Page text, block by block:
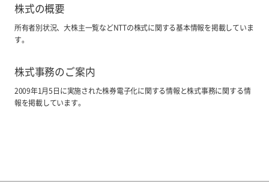
株式の概要
所有者別状況、大株主一覧などNTTの株式に関する基本情報を掲載していま
す。
株式事務のご案内
2009年1月5日に実施された株券電子化に関する情報と株式事務に関する情
報を掲載しています。